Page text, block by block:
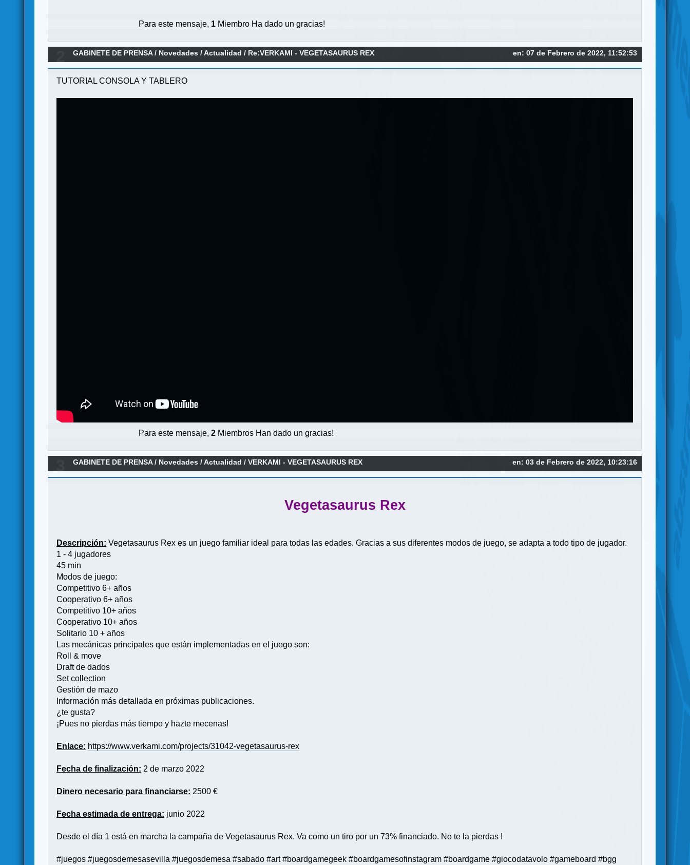
Para este mensaje, 1 Miembro Ha dado un gracias!
en: 07 de Febrero de 2022, 11:52:53
GABINETE DE PRENSA/ Novedades / Actualidad / Re:VERKAMI - VEGETASAURUS REX
TUTORIAL CONSOLA Y TABLERO
Para este mensaje,2 Miembros Han dado un gracias!
en: 03 de Febrero de 2022, 10:23:16
GABINETE DE PRENSA/ Novedades / Actualidad /VERKAMI - VEGETASAURUS REX
Vegetasaurus Rex
Descripción: Vegetasaurus Rex es un juego familiar ideal para todas las edades. Gracias a sus diferentes modos de juego, se adapta a todo tipo de jugador.
1 - 4 jugadores
45 min
Modos de juego:
Competitivo 6+ años
Cooperativo 6+ años
Competitivo 10+ años
Cooperativo 10+ años
Solitario 10 + años
Las mecánicas principales que están implementadas en el juego son:
Roll & move
Draft de dados
Set collection
Gestión de mazo
Información más detallada en próximas publicaciones.
¿te gusta?
¡Pues no pierdas más tiempo y hazte mecenas!
Enlace: https://www.verkami.com/projects/31042-vegetasaurus-rex
Fecha de finalización: 2 de marzo 2022
Dinero necesario para financiarse: 2500 €
Fecha estimada de entrega: junio 2022
Desde el día 1 está en marcha la campaña de Vegetasaurus Rex. Va como un tiro por un 73% financiado. No te la pierdas !
#juegos #juegosdemesasevilla #juegosdemesa #sabado #art #boardgamegeek #boardgamesofinstagram #boardgame #giocodatavolo #gameboard #bgg